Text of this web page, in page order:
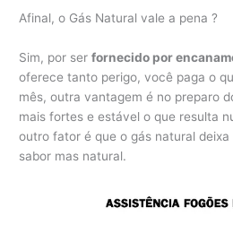
Afinal, o Gás Natural vale a pena ?
Sim, por serfornecido por
oferece tanto perigo, você paga o
mês, outra vantagem é no preparo
mais fortes e estável o que resulta
outro fator é que o gás natural
sabor mas natural.